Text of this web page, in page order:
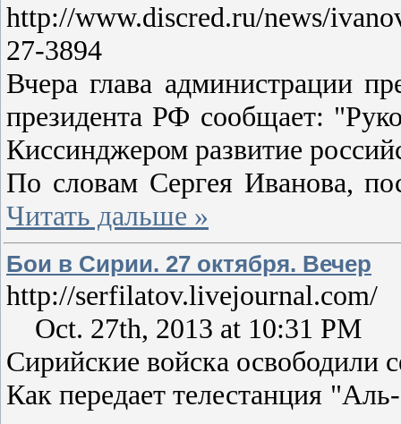
http://www.discred.ru/news/
27-3894
Вчера глава администрации
президента РФ сообщает:
Киссинджером развитие
По словам Сергея Иванова,
Читать дальше »
Бои в Сирии. 27 октября. Вечер
http://serfilatov.livejournal.com/
Oct. 27th, 2013 at 10:31 PM
Сирийские войска освободили
Как передает телестанция